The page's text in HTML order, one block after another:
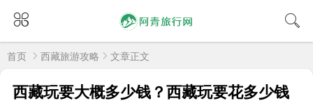
首页 西藏旅游攻略 文章正文
西藏玩要大概多少钱？西藏玩要花多少钱